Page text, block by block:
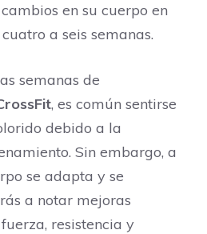
en su cuerpo en
a seis semanas.
semanas de
, es común sentirse
debido a la
Sin embargo, a
se adapta y se
a notar mejoras
resistencia y